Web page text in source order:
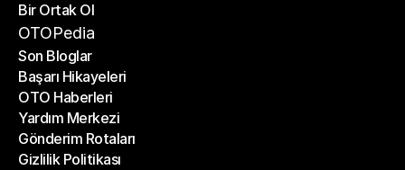
Gönderim API'si
Bir Ortak Ol
Bir Ortak Ol
OTOPedia
Son Bloglar
Son Bloglar
Başarı Hikayeleri
Başarı Hikayeleri
OTO Haberleri
OTO Haberleri
Yardım Merkezi
Yardım Merkezi
Gönderim Rotaları
Gönderim Rotaları
Gizlilik Politikası